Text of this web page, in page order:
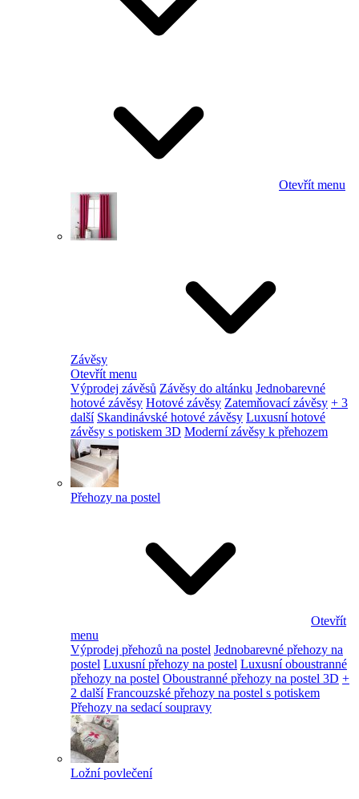
Otevřít menu
Závěsy
Otevřít menu
Výprodej závěsů Závěsy do altánku Jednobarevné
hotové závěsy Hotové závěsy Zatemňovací závěsy + 3
další Skandinávské hotové závěsy Luxusní hotové
závěsy s potiskem 3D Moderní závěsy k přehozem
Přehozy na postel
Otevřít
menu
Výprodej přehozů na postel Jednobarevné přehozy na
postel Luxusní přehozy na postel Luxusní oboustranné
přehozy na postel Oboustranné přehozy na postel 3D +
2 další Francouzské přehozy na postel s potiskem
Přehozy na sedací soupravy
Ložní povlečení